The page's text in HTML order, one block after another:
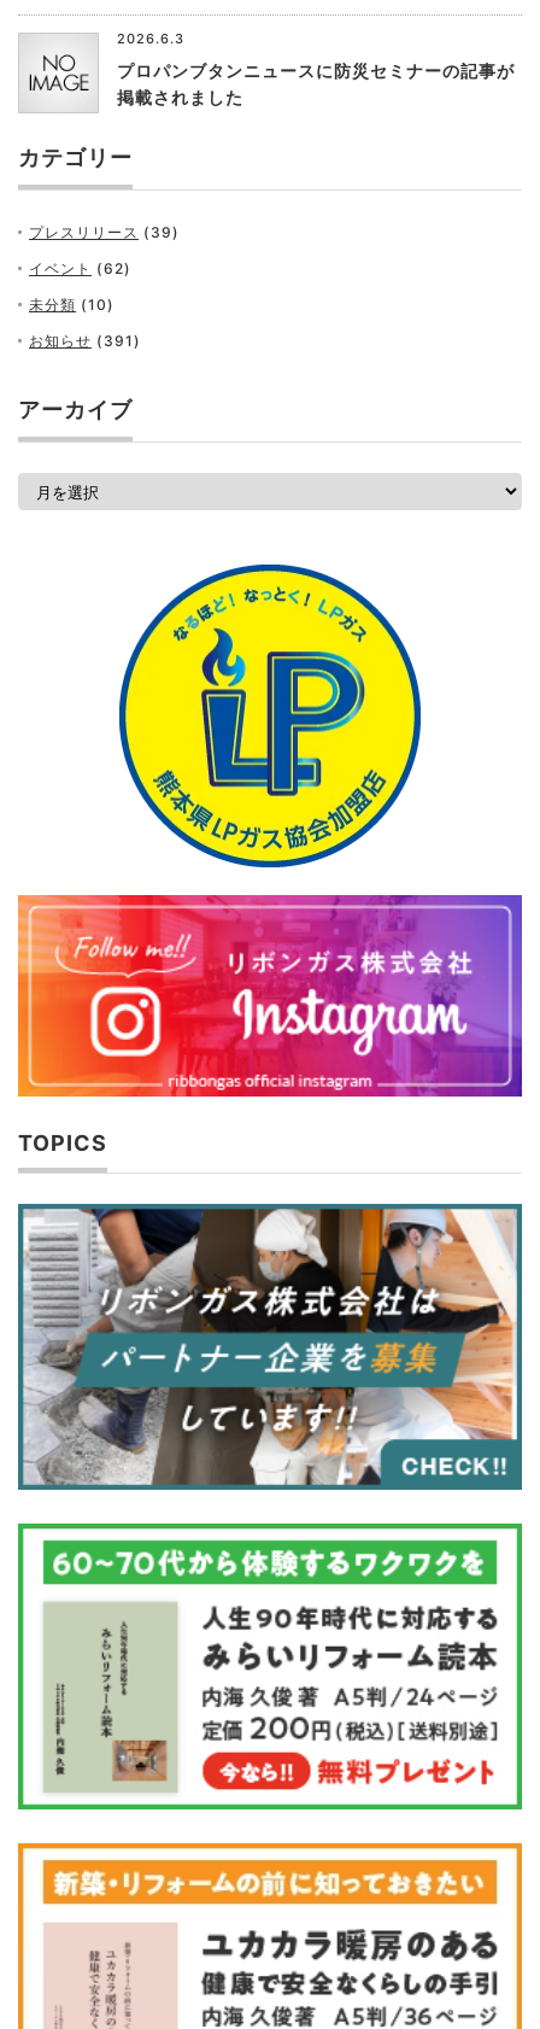
2026.6.3
プロパンブタンニュースに防災セミナーの記事が
掲載されました
カテゴリー
プレスリリース (39)
イベント (62)
未分類 (10)
お知らせ (391)
アーカイブ
ア
TOPICS